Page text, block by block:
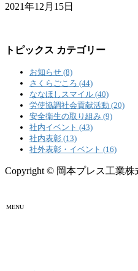
2021年12月15日
トピックス カテゴリー
お知らせ (8)
さくらごころ (44)
ななほしスマイル (40)
労使協調社会貢献活動 (20)
安全衛生の取り組み (9)
社内イベント (43)
社内表彰 (13)
社外表彰・イベント (16)
Copyright © 岡本プレス工業株
MENU